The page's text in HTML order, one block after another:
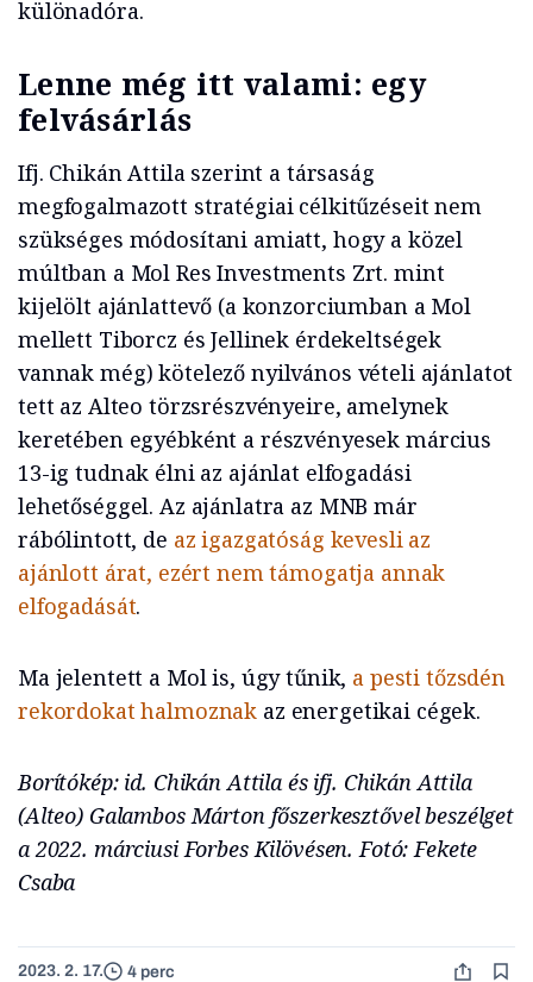
különadóra.
Lenne még itt valami: egy
felvásárlás
Ifj. Chikán Attila szerint a társaság
megfogalmazott stratégiai célkitűzéseit nem
szükséges módosítani amiatt, hogy a közel
múltban a Mol Res Investments Zrt. mint
kijelölt ajánlattevő (a konzorciumban a Mol
mellett Tiborcz és Jellinek érdekeltségek
vannak még) kötelező nyilvános vételi ajánlatot
tett az Alteo törzsrészvényeire, amelynek
keretében egyébként a részvényesek március
13-ig tudnak élni az ajánlat elfogadási
lehetőséggel. Az ajánlatra az MNB már
rábólintott, de az igazgatóság kevesli az
ajánlott árat, ezért nem támogatja annak
elfogadását.
Ma jelentett a Mol is, úgy tűnik, a pesti tőzsdén
rekordokat halmoznak az energetikai cégek.
Borítókép: id. Chikán Attila és ifj. Chikán Attila
(Alteo) Galambos Márton főszerkesztővel beszélget
a 2022. márciusi Forbes Kilövésen. Fotó: Fekete
Csaba
2023. 2. 17. 4 perc